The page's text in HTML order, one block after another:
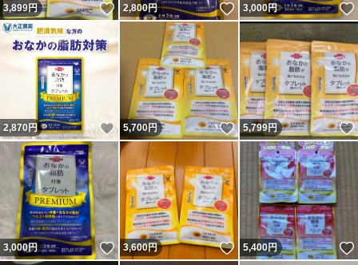
3,899円 いいね！
2,800円 いいね！
3,000円
2,870円 いいね！
5,700円 いいね！
5,799円
3,000円 いいね！
3,600円 いいね！
5,400円